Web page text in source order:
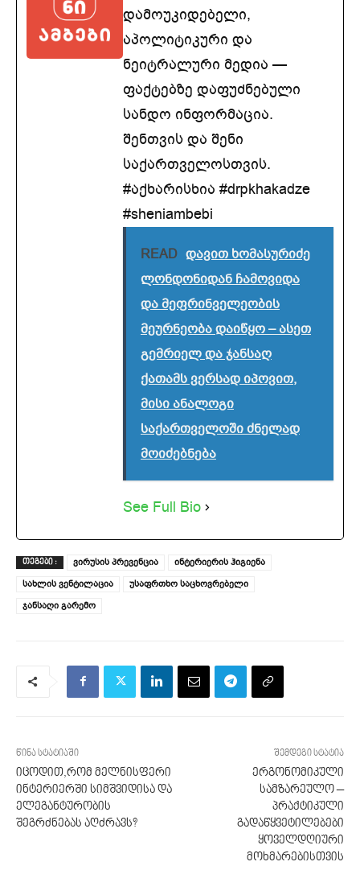
დამოუკიდებელი,
აპოლიტიკური და
ნეიტრალური მედია —
ფაქტებზე დაფუძნებული
სანდო ინფორმაცია.
შენთვის და შენი
საქართველოსთვის.
#აქხარისხია #drpkhakadze
#sheniambebi
READ დავით ხომასურიძე
ლონდონიდან ჩამოვიდა
და მეფრინველეობის
მეურნეობა დაიწყო – ასეთ
გემრიელ და ჯანსაღ
ქათამს ვერსად იპოვით,
მისი ანალოგი
საქართველოში ძნელად
მოიძებნება
See Full Bio
ᲗᲔᲒᲔᲑᲘ : ვირუსის პრევენცია
ინტერიერის ჰიგიენა
სახლის ვენტილაცია
უსაფრთხო საცხოვრებელი
ჯანსაღი გარემო
წინა სტატიაში
იცოდით,რომ მელნისფერი
ინტერიერში სიმშვიდისა და
ელეგანტურობის
შეგრძნებას აღძრავს?
შემდეგი სტატია
ერგონომიკული
სამზარეულო –
პრაქტიკული
გადაწყვეტილებები
ყოველდღიური
მოხმარებისთვის